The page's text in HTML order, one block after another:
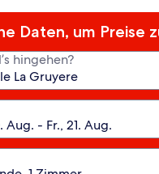
Daten, um Preise
hingehen?